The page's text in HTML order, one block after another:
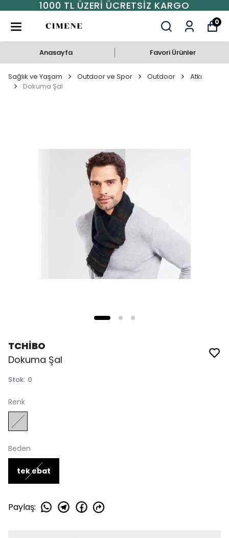
1000 TL ÜZERI ÜCRETSIZ KARGO
0
Anasayfa Favori Ürünler
Sağlık ve Yaşam Outdoor ve Spor Outdoor
Atkı
Dokuma Şal
TCHİBO
Dokuma Şal
Stok: 0
Renk
Beden
tek ebat
Paylaş: